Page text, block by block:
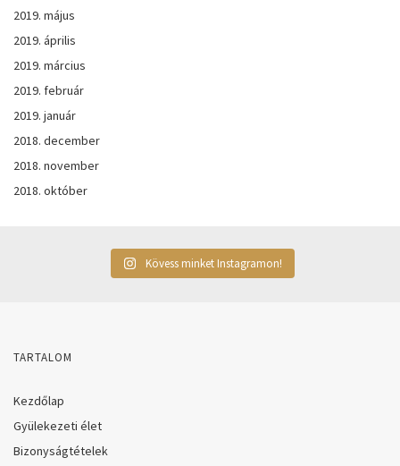
2019. május
2019. április
2019. március
2019. február
2019. január
2018. december
2018. november
2018. október
Kövess minket Instagramon!
TARTALOM
Kezdőlap
Gyülekezeti élet
Bizonyságtételek